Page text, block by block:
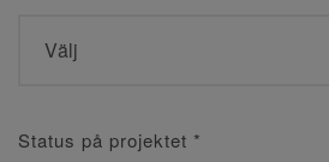
Status på projektet *